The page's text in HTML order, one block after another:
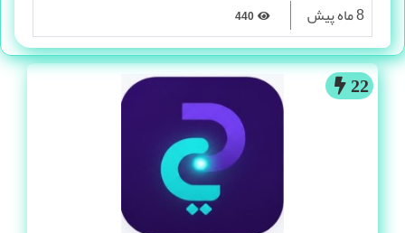
22
8 ماه پیش